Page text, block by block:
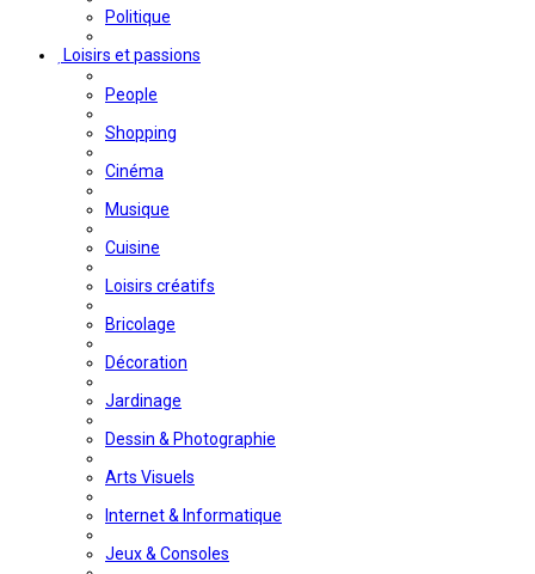
Politique
Loisirs et passions
People
Shopping
Cinéma
Musique
Cuisine
Loisirs créatifs
Bricolage
Décoration
Jardinage
Dessin & Photographie
Arts Visuels
Internet & Informatique
Jeux & Consoles